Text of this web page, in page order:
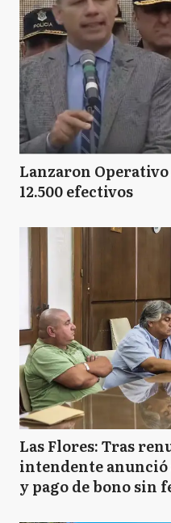
Lanzaron Operativo
12.500 efectivos
Las Flores: Tras
intendente anunció
y pago de bono sin